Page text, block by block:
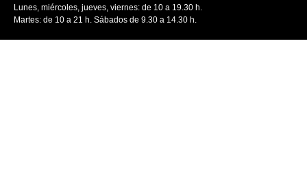
Lunes, miércoles, jueves, viernes: de 10 a 19.30 h.
Martes: de 10 a 21 h. Sábados de 9.30 a 14.30 h.